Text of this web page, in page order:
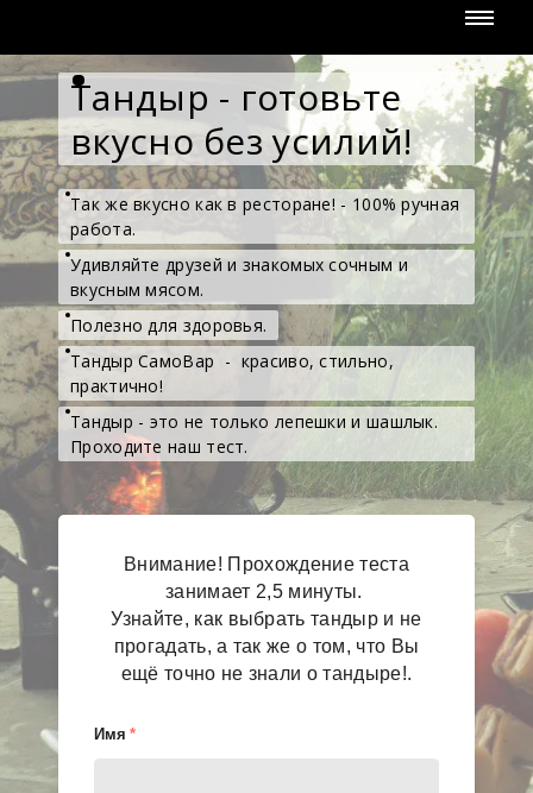
Тандыр - готовьте
вкусно без усилий!
Так же вкусно как в ресторане! - 100% ручная
работа.
Удивляйте друзей и знакомых сочным и
вкусным мясом.
Полезно для здоровья.
Тандыр СамоВар - красиво, стильно,
практично!
Тандыр - это не только лепешки и шашлык.
Проходите наш тест.
Внимание! Прохождение теста
занимает 2,5 минуты.
Узнайте, как выбрать тандыр и не
прогадать, а так же о том, что Вы
ещё точно не знали о тандыре!.
Имя *